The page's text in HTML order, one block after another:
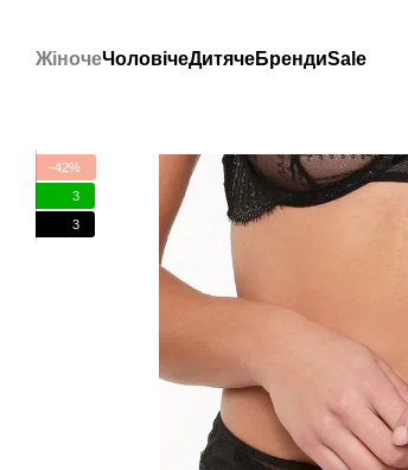
ЖіночеЧоловічеДитячеБрендиSale
−42%
3
3